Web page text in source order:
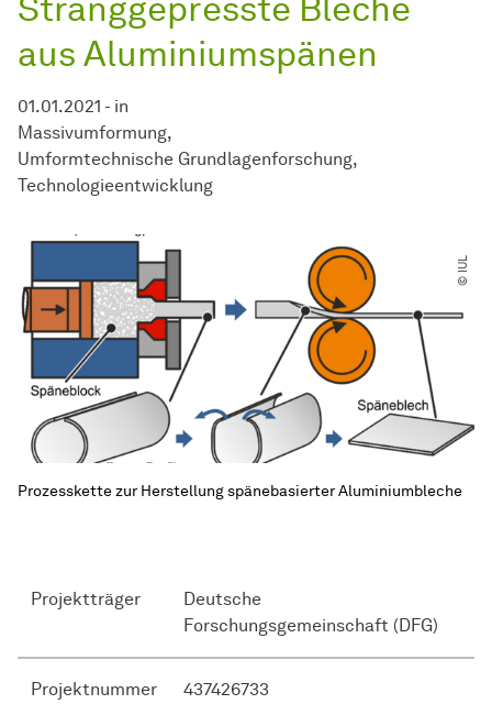
aus Aluminiumspänen
01.01.2021 - in
Massivumformung
Umformtechnische Grundlagenforschung
Technologieentwicklung
© IUL
Prozesskette zur Herstellung spänebasierter Aluminiumbleche
Projektträger
Deutsche
Forschungsgemeinschaft (DFG)
Projektnummer 437426733